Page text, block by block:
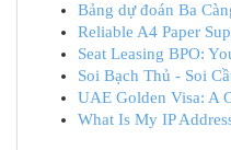
Bảng dự đoán Ba
Reliable A4 Paper
Seat Leasing BPO:
Soi Bạch Thủ - Soi
UAE Golden Visa: A
What Is My IP